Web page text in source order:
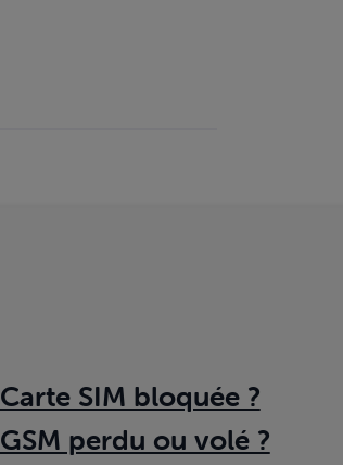
Carte SIM bloquée ?
GSM perdu ou volé ?